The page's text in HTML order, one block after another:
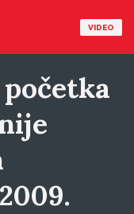
VIDEO